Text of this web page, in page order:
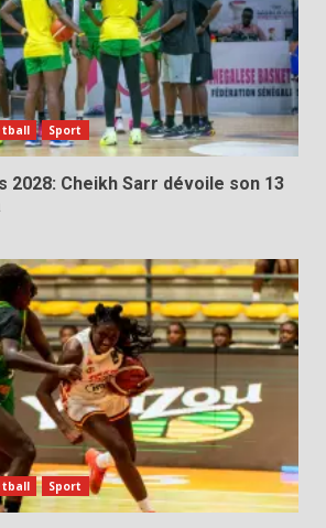
Sport
2028: Cheikh Sarr dévoile son 13
Sport